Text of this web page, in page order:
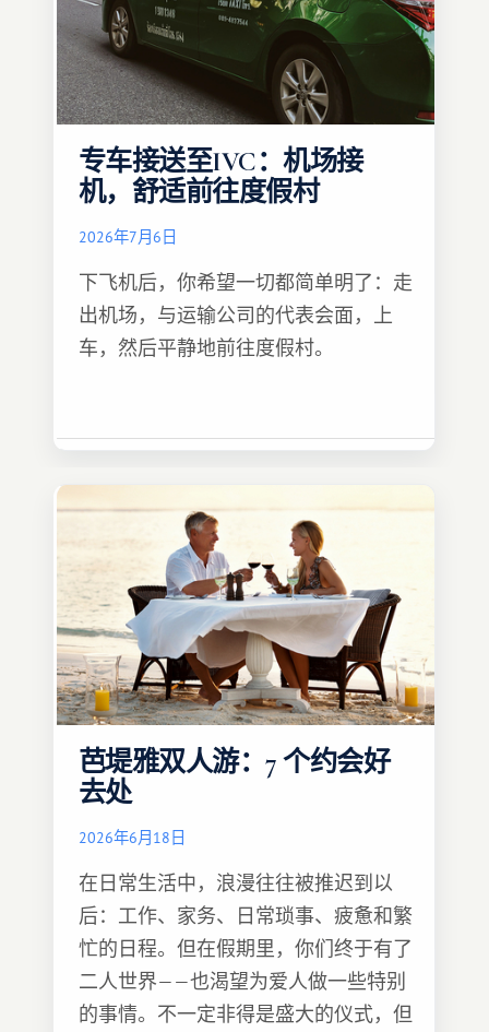
专车接送至IVC：机场接
机，舒适前往度假村
2026年7月6日
下飞机后，你希望一切都简单明了：走
出机场，与运输公司的代表会面，上
车，然后平静地前往度假村。
芭堤雅双人游：7 个约会好
去处
2026年6月18日
在日常生活中，浪漫往往被推迟到以
后：工作、家务、日常琐事、疲惫和繁
忙的日程。但在假期里，你们终于有了
二人世界——也渴望为爱人做一些特别
的事情。不一定非得是盛大的仪式，但